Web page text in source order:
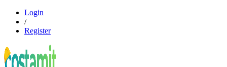
Login
/
Register